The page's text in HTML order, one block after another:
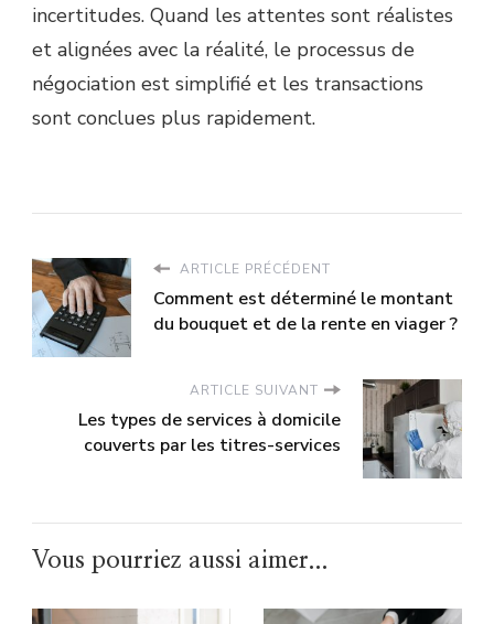
incertitudes. Quand les attentes sont réalistes
et alignées avec la réalité, le processus de
négociation est simplifié et les transactions
sont conclues plus rapidement.
ARTICLE PRÉCÉDENT
Comment est déterminé le montant
du bouquet et de la rente en viager ?
ARTICLE SUIVANT
Les types de services à domicile
couverts par les titres-services
Vous pourriez aussi aimer...